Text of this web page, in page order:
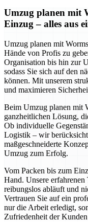
Umzug planen mit
Einzug – alles aus
Umzug planen mit
Hände von Profis zu
Organisation bis hin zur
sodass Sie sich auf den
können. Mit unserem
und maximieren
Beim Umzug planen mit
ganzheitlichen Lösung,
Ob individuelle
Logistik – wir
maßgeschneiderte
Umzug zum Erfolg.
Vom Packen bis zum
Hand. Unsere erfahrenen
reibungslos abläuft und
Vertrauen Sie auf ein
nur die Arbeit erledigt,
Zufriedenheit der